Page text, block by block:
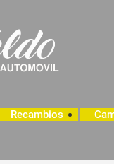
Recambios